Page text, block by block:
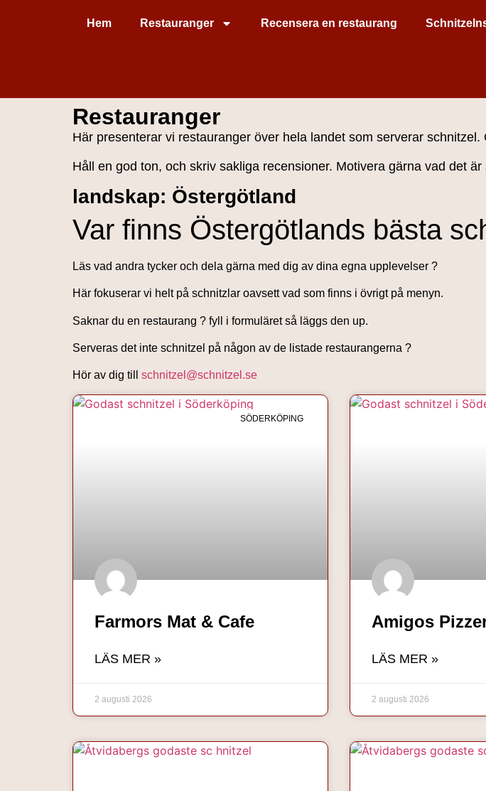
Hem Restauranger Recensera en restaurang
Restauranger
Här presenterar vi restauranger över hela landet som serverar
Håll en god ton, och skriv sakliga recensioner. Motivera gärna vad det
landskap: Östergötland
Var finns Östergötlands bästa
Läs vad andra tycker och dela gärna med dig av dina egna upplevelser ?
Här fokuserar vi helt på schnitzlar oavsett vad som finns i övrigt på menyn.
Saknar du en restaurang ? fyll i formuläret så läggs den up.
Serveras det inte schnitzel på någon av de listade restaurangerna ?
Hör av dig till schnitzel@schnitzel.se
SÖDERKÖPING
Farmors Mat & Cafe
LÄS MER »
2 augusti 2026
Amigos
LÄS MER »
2 augusti 2026